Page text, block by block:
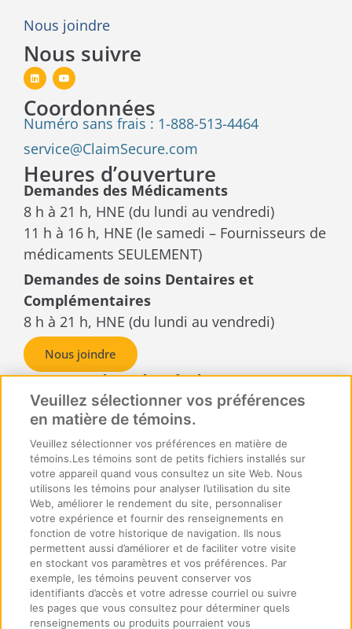
Nous joindre
Nous suivre
Coordonnées
Numéro sans frais : 1-888-513-4464
service@ClaimSecure.com
Heures d’ouverture
Demandes des Médicaments
8 h à 21 h, HNE (du lundi au vendredi)
11 h à 16 h, HNE (le samedi – Fournisseurs de
médicaments SEULEMENT)
Demandes de soins Dentaires et
Complémentaires
8 h à 21 h, HNE (du lundi au vendredi)
Nous joindre
Demandes de règlement ou
reçus
SécurIndemnité Inc.
C.P. Box 6500, succursale A,
Sudbury, Ontario
P3A 5N5
© 2026 SécurIndemnité Tous droits réservés.
Veuillez sélectionner vos préférences
en matière de témoins.
Veuillez sélectionner vos préférences en matière de
témoins.Les témoins sont de petits fichiers installés sur
votre appareil quand vous consultez un site Web. Nous
utilisons les témoins pour analyser l’utilisation du site
Web, améliorer le rendement du site, personnaliser
votre expérience et fournir des renseignements en
fonction de votre historique de navigation. Ils nous
permettent aussi d’améliorer et de faciliter votre visite
en stockant vos paramètres et vos préférences. Par
exemple, les témoins peuvent conserver vos
identifiants d’accès et votre adresse courriel ou suivre
les pages que vous consultez pour déterminer quels
renseignements ou produits pourraient vous